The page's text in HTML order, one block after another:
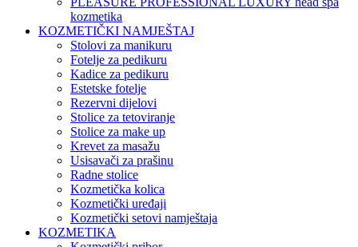
kozmetika
KOZMETIČKI NAMJEŠTAJ
Stolovi za manikuru
Fotelje za pedikuru
Kadice za pedikuru
Estetske fotelje
Rezervni dijelovi
Stolice za tetoviranje
Stolice za make up
Krevet za masažu
Usisavači za prašinu
Radne stolice
Kozmetička kolica
Kozmetički uređaji
Kozmetički setovi namještaja
KOZMETIKA